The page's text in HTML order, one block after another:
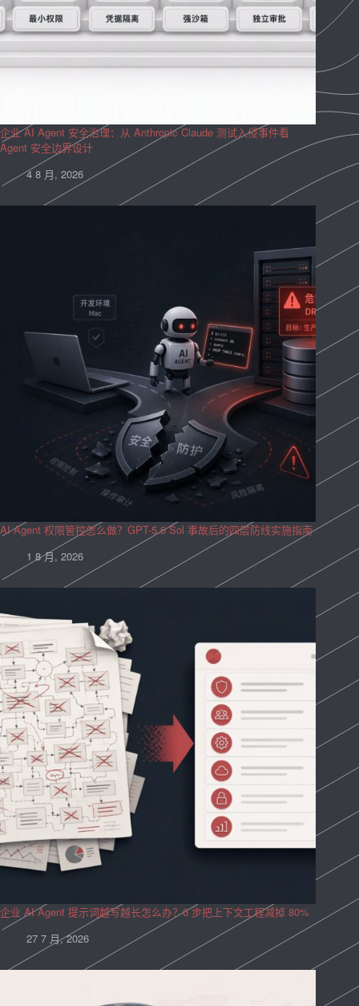
企业 AI Agent 安全治理：从 Anthropic Claude 测试入侵事件看
Agent 安全边界设计
4 8 月, 2026
AI Agent 权限管控怎么做？GPT-5.6 Sol 事故后的四层防线实施指南
1 8 月, 2026
企业 AI Agent 提示词越写越长怎么办？6 步把上下文工程减掉 80%
27 7 月, 2026